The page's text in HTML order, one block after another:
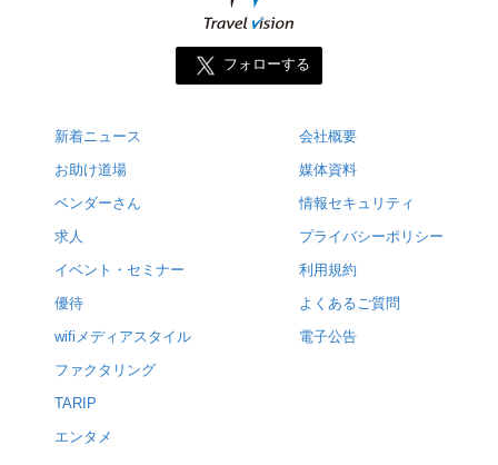
フォローする
新着ニュース
お助け道場
ベンダーさん
求人
イベント・セミナー
優待
wifiメディアスタイル
ファクタリング
TARIP
エンタメ
会社概要
媒体資料
情報セキュリティ
プライバシーポリシー
利用規約
よくあるご質問
電子公告